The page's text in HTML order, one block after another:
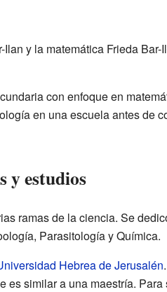
y la matemática Frieda Bar-
con enfoque en
en una escuela antes de
y estudios
ramas de la ciencia. Se
Parasitología y Química.
Hebrea de Jerusalén
es similar a una maestría. Para